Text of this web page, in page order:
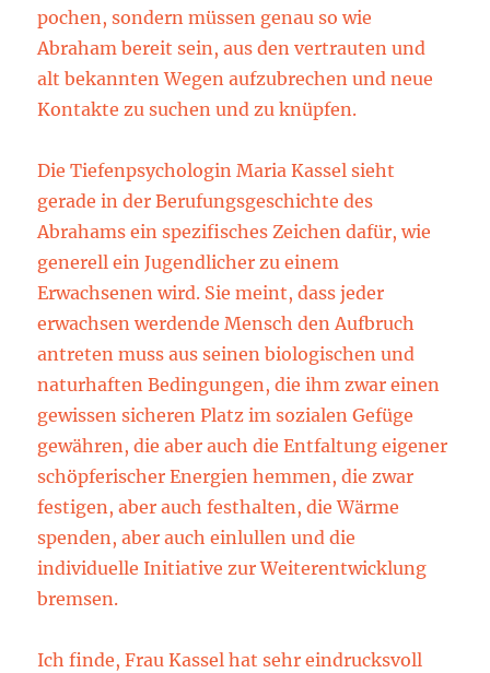
pochen, sondern müssen genau so wie
Abraham bereit sein, aus den vertrauten und
alt bekannten Wegen aufzubrechen und neue
Kontakte zu suchen und zu knüpfen.
Die Tiefenpsychologin Maria Kassel sieht
gerade in der Berufungsgeschichte des
Abrahams ein spezifisches Zeichen dafür, wie
generell ein Jugendlicher zu einem
Erwachsenen wird. Sie meint, dass jeder
erwachsen werdende Mensch den Aufbruch
antreten muss aus seinen biologischen und
naturhaften Bedingungen, die ihm zwar einen
gewissen sicheren Platz im sozialen Gefüge
gewähren, die aber auch die Entfaltung eigener
schöpferischer Energien hemmen, die zwar
festigen, aber auch festhalten, die Wärme
spenden, aber auch einlullen und die
individuelle Initiative zur Weiterentwicklung
bremsen.
Ich finde, Frau Kassel hat sehr eindrucksvoll